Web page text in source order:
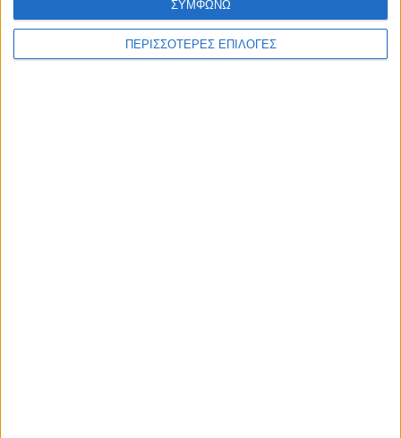
ΠΕΡΙΣΣΟΤΕΡΕΣ ΕΠΙΛΟΓΕΣ
ΣΥΜΦΩΝΩ